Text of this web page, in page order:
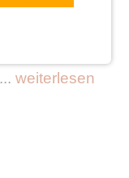
trotzdem
weiterlesen